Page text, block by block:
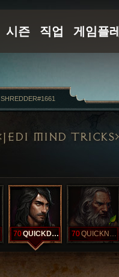
JEDI MIND TRICKS
70 QUICKDEAD 70 QUICKNESS
SHREDDER#1661